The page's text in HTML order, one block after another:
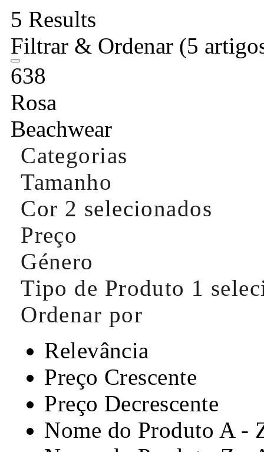
5 Results
Filtrar & Ordenar (5
638
Rosa
Beachwear
Categorias
Tamanho
Cor 2 selecionados
Preço
Género
Tipo de Produto 1
Ordenar por
Relevância
Preço Crescente
Preço Decrescente
Nome do Produto A -